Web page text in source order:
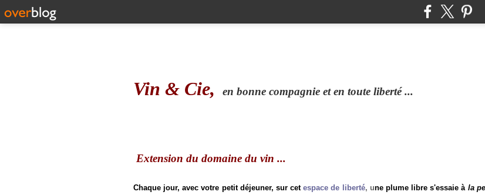
Vin & Cie, en bonne compagnie et en toute liberté ...
Extension du domaine du vin ...
Chaque jour, avec votre petit déjeuner, sur cetespace de liberté, une plume libre s'essaie à la